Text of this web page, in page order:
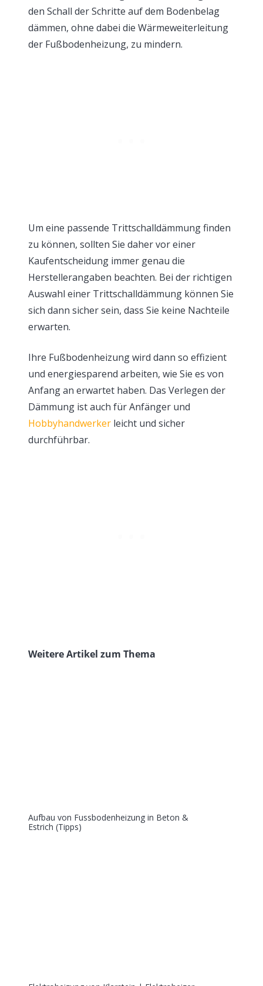
den Schall der Schritte auf dem Bodenbelag
dämmen, ohne dabei die Wärmeweiterleitung
der Fußbodenheizung, zu mindern.
Um eine passende Trittschalldämmung finden
zu können, sollten Sie daher vor einer
Kaufentscheidung immer genau die
Herstellerangaben beachten. Bei der richtigen
Auswahl einer Trittschalldämmung können Sie
sich dann sicher sein, dass Sie keine Nachteile
erwarten.
Ihre Fußbodenheizung wird dann so effizient
und energiesparend arbeiten, wie Sie es von
Anfang an erwartet haben. Das Verlegen der
Dämmung ist auch für Anfänger und
Hobbyhandwerker leicht und sicher
durchführbar.
Weitere Artikel zum Thema
Aufbau von Fussbodenheizung in Beton &
Estrich (Tipps)